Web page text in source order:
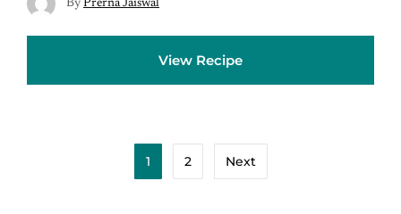
By Prerna Jaiswal
View Recipe
1 2 Next